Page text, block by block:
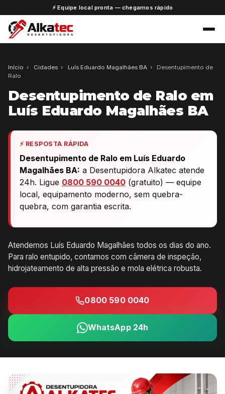
⚡ Equipe local pronta — chegamos rápido
Início › Cidades › Luís Eduardo Magalhães BA ›
Desentupimento de
Ralo
Desentupimento de Ralo em
Luís Eduardo Magalhães BA
⚡ RESPOSTA RÁPIDA
Desentupimento de Ralo em Luís Eduardo
Magalhães BA: a Desentupidora Alkatec atende
24h. Ligue 0800 590 0040(gratuito) — equipe
local, equipamento moderno, sem quebra-
quebra, com garantia escrita.
Atendemos Luís Eduardo Magalhães todos os dias do ano.
Para ralo entupido, contamos com câmera de inspeção,
hidrojateamento de alta pressão e mola elétrica robusta.
0800 590 0040
WhatsApp 24h